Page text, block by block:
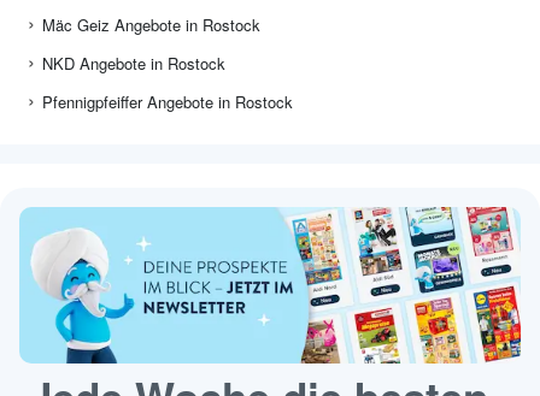
Mäc Geiz Angebote in Rostock
NKD Angebote in Rostock
Pfennigpfeiffer Angebote in Rostock